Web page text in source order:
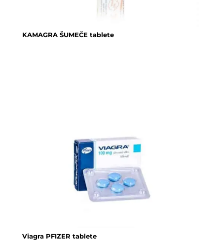
KAMAGRA ŠUMEČE tablete
Viagra PFIZER tablete